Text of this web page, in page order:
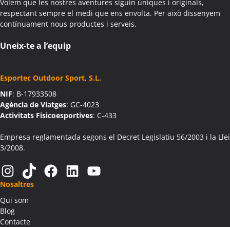
Activitats Teambuilding Empreses Aiguamúrcia
Activitats Família Amics Aiguamúrcia
Colònies Escolars Aiguamúrcia
Activitats Teambuilding Empreses Aiguaviva
Activitats Teambuilding Empreses Aín
Activitats Família Amics Aín
Colònies Escolars Aín
Activitats Teambuilding Empreses Aitona
Activitats Família Amics Aitona
Colònies Escolars Aitona
Activitats Teambuilding Empreses Alàs i Cerc
Activitats Família Amics Alàs i Cerc
Colònies Escolars Alàs i Cerc
Activitats Teambuilding Empreses Albagés
Activitats Família Amics Albagés
Volem que les nostres aventures siguin úniques i originals,
respectant sempre el medi que ens envolta. Per això dissenyem
contínuament nous productes i serveis.
Uneix-te a l’equip
Esportec Outdoor Sport, S.L.
NIF: B-17933508
Agència de Viatges: GC-4023
Activitats Fisicoesportives: C-433
Empresa reglamentada segons el Decret Legislatiu 56/2003 i la Llei
3/2008.
Instagram TikTok Facebook LinkedIn YouTube
Nosaltres
Qui som
Blog
Contacte